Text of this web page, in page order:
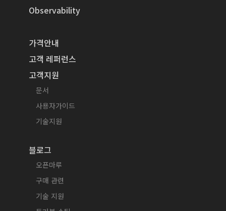
Observability
가격안내
고객 레퍼런스
고객지원
문서
사용자가이드
기술지원
블로그
오픈마루
구매 관련
기술 지원